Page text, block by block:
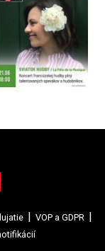
VOP a GDPR